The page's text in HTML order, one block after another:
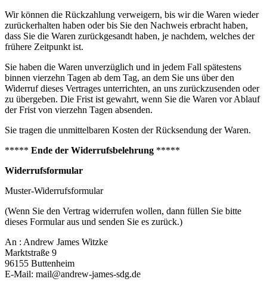
Wir können die Rückzahlung verweigern, bis wir die Waren wieder
zurückerhalten haben oder bis Sie den Nachweis erbracht haben,
dass Sie die Waren zurückgesandt haben, je nachdem, welches der
frühere Zeitpunkt ist.
Sie haben die Waren unverzüglich und in jedem Fall spätestens
binnen vierzehn Tagen ab dem Tag, an dem Sie uns über den
Widerruf dieses Vertrages unterrichten, an uns zurückzusenden oder
zu übergeben. Die Frist ist gewahrt, wenn Sie die Waren vor Ablauf
der Frist von vierzehn Tagen absenden.
Sie tragen die unmittelbaren Kosten der Rücksendung der Waren.
***** Ende der Widerrufsbelehrung *****
Widerrufsformular
Muster-Widerrufsformular
(Wenn Sie den Vertrag widerrufen wollen, dann füllen Sie bitte
dieses Formular aus und senden Sie es zurück.)
An : Andrew James Witzke
Marktstraße 9
96155 Buttenheim
E-Mail: mail@andrew-james-sdg.de